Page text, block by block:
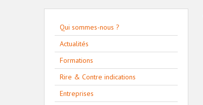
Qui sommes-nous ?
Actualités
Formations
Rire & Contre indications
Entreprises